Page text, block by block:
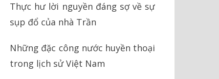
Thực hư lời nguyền đáng sợ về sự
sụp đổ của nhà Trần
Những đặc công nước huyền thoại
trong lịch sử Việt Nam